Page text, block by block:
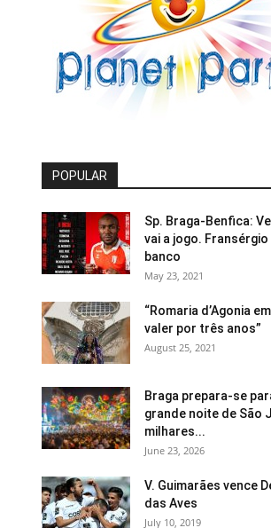
POPULAR
Sp. Braga-Benfica:
vai a jogo. Fransérgio
banco
May 23, 2021
“Romaria d’Agonia
valer por três anos”
August 25, 2021
Braga prepara-se
grande noite de São
milhares...
June 23, 2026
V. Guimarães vence
das Aves
July 10, 2019